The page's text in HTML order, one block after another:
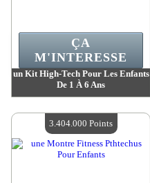
un Kit High-Tech Pour Les Enfants
De 1 À 6 Ans
Quantité Disponible :4
ÇA
M'INTERESSE
3.404.000 Points